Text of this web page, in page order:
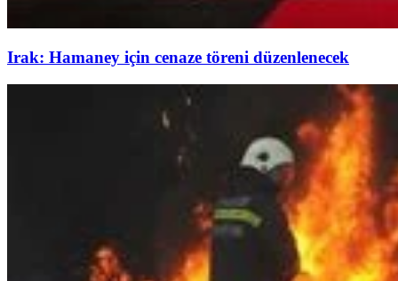
Irak: Hamaney için cenaze töreni düzenlenecek